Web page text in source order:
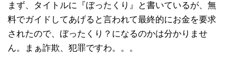
まず、タイトルに『ぼったくり』と書いているが、無
料でガイドしてあげると言われて最終的にお金を要求
されたので、ぼったくり？になるのかは分かりませ
ん。まぁ詐欺、犯罪ですわ。。。